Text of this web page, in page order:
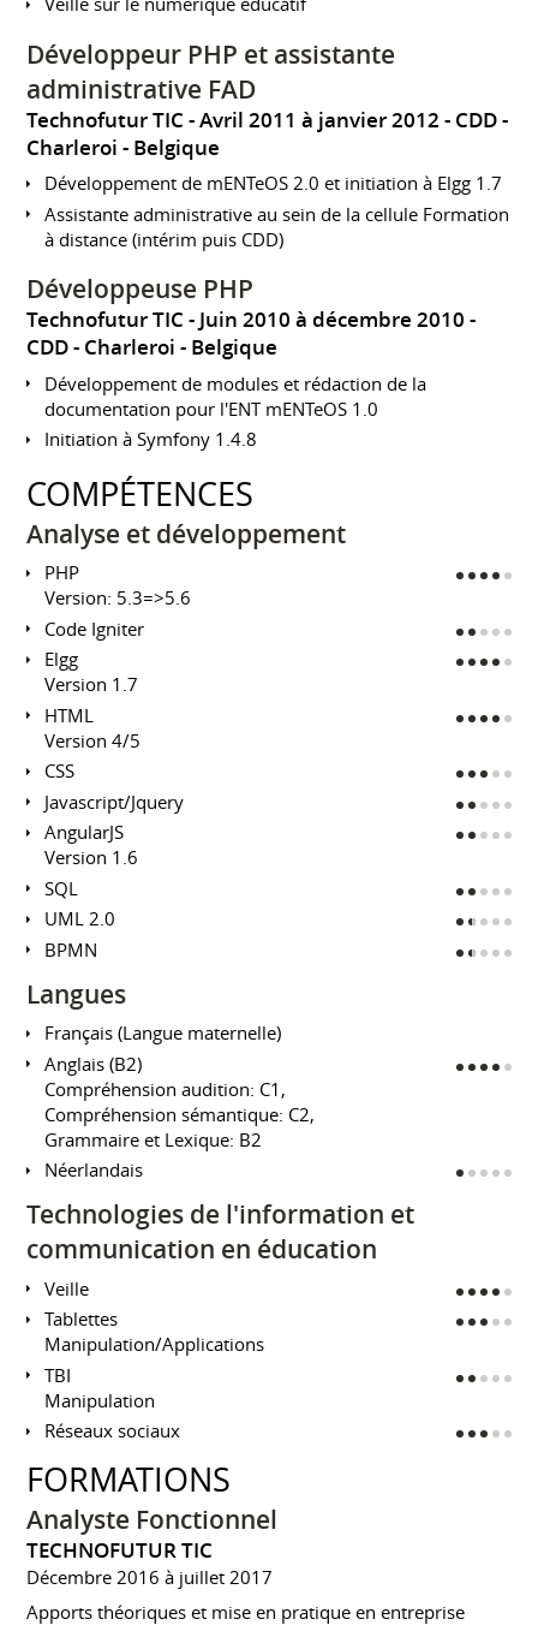
Développeur PHP et assistante
administrative FAD
Technofutur TIC Avril 2011 à janvier 2012 CDD
Charleroi
Belgique
Développement de mENTeOS 2.0 et initiation à Elgg 1.7
Assistante administrative au sein de la cellule Formation
à distance (intérim puis CDD)
Développeuse PHP
Technofutur TIC
Juin 2010 à décembre 2010
CDD
Charleroi Belgique
Développement de modules et rédaction de la
documentation pour l'ENT mENTeOS 1.0
Initiation à Symfony 1.4.8
COMPÉTENCES
Analyse et développement
PHP
Version: 5.3=>5.6
Code Igniter
Elgg
Version 1.7
HTML
Version 4/5
CSS
Javascript/Jquery
AngularJS
Version 1.6
SQL
UML 2.0
BPMN
Langues
Français (Langue maternelle)
Anglais (B2)
Compréhension audition: C1,
Compréhension sémantique: C2,
Grammaire et Lexique: B2
Néerlandais
Technologies de l'information et
communication en éducation
Veille
Tablettes
Manipulation/Applications
TBI
Manipulation
Réseaux sociaux
FORMATIONS
Analyste Fonctionnel
TECHNOFUTUR TIC
Décembre 2016 à juillet 2017
Apports théoriques et mise en pratique en entreprise